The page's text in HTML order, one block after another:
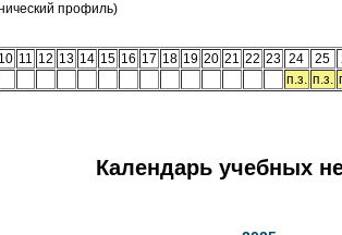
профиль)
10 11 12 13 14 15 16 17 18 19 20 21 22 23 24 25
п.з. п.з.
Календарь учебных